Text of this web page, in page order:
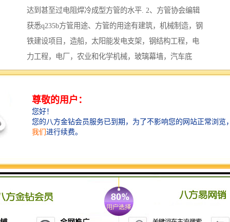
达到甚至过电阻焊冷成型方管的水平. 2、方管协会编辑
获悉q235b方管用途、方管的用途有建筑，机械制造，钢
铁建设项目，造船，太阳能发电支架，钢结构工程，电
力工程，电厂，农业和化学机械，玻璃幕墙，汽车底
盘，机场等。